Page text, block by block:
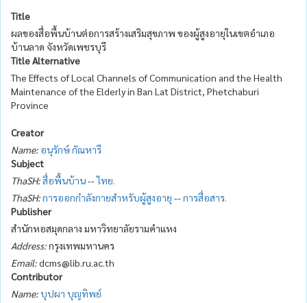
Title
ผลของสื่อพื้นบ้านต่อการสร้างเสริมสุขภาพ ของผู้สูงอายุในเขตอำเภอ
บ้านลาด จังหวัดเพชรบุรี
Title Alternative
The Effects of Local Channels of Communication and the Health
Maintenance of the Elderly in Ban Lat District, Phetchaburi
Province
Creator
Name: อนุรักษ์ กัณหารี
Subject
ThaSH:สื่อพื้นบ้าน--ไทย.
ThaSH:การออกกำลังกายสำหรับผู้สูงอายุ --การสื่อสาร.
Publisher
สำนักหอสมุดกลาง มหาวิทยาลัยรามคำแหง
Address:กรุงเทพมหานคร
Email:dcms@lib.ru.ac.th
Contributor
Name:บุปผา บุญทิพย์